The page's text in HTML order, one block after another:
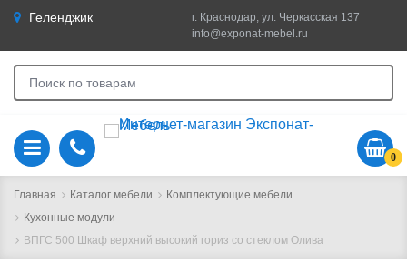
Геленджик
г. Краснодар, ул. Черкасская 137
info@exponat-mebel.ru
0
Главная Каталог мебели
Комплектующие мебели
Кухонные модули
ВПГС 500 Шкаф верхний высокий гориз со стеклом Олива